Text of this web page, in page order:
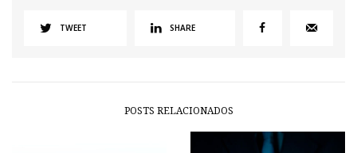
TWEET SHARE
POSTS RELACIONADOS